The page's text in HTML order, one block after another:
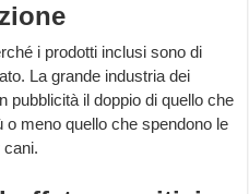
i prodotti inclusi sono di
La grande industria dei
pubblicità il doppio di quello che
meno quello che spendono le
cani.